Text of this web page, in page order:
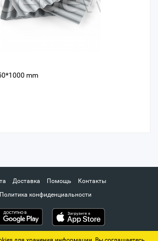
mm
Доставка Помощь
Контакты
Политика конфиденциальности